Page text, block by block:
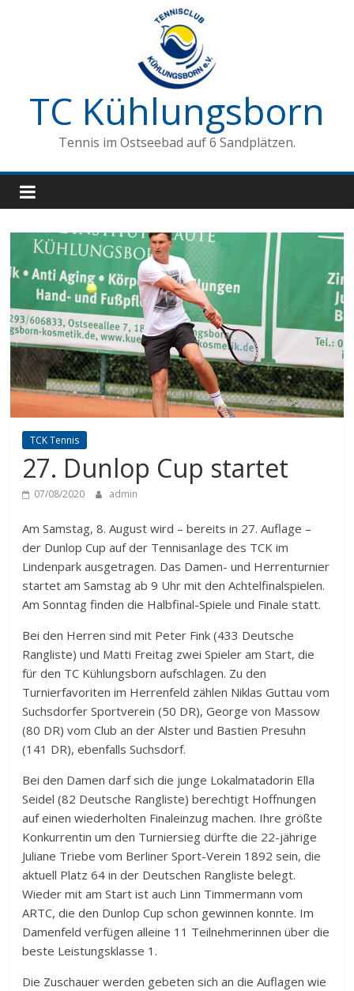
TC Kühlungsborn
Tennis im Ostseebad auf 6 Sandplätzen.
TCK Tennis
27. Dunlop Cup startet
07/08/2020 admin
Am Samstag, 8. August wird – bereits in 27. Auflage –
der Dunlop Cup auf der Tennisanlage des TCK im
Lindenpark ausgetragen. Das Damen- und Herrenturnier
startet am Samstag ab 9 Uhr mit den Achtelfinalspielen.
Am Sonntag finden die Halbfinal-Spiele und Finale statt.
Bei den Herren sind mit Peter Fink (433 Deutsche
Rangliste) und Matti Freitag zwei Spieler am Start, die
für den TC Kühlungsborn aufschlagen. Zu den
Turnierfavoriten im Herrenfeld zählen Niklas Guttau vom
Suchsdorfer Sportverein (50 DR), George von Massow
(80 DR) vom Club an der Alster und Bastien Presuhn
(141 DR), ebenfalls Suchsdorf.
Bei den Damen darf sich die junge Lokalmatadorin Ella
Seidel (82 Deutsche Rangliste) berechtigt Hoffnungen
auf einen wiederholten Finaleinzug machen. Ihre größte
Konkurrentin um den Turniersieg dürfte die 22-jährige
Juliane Triebe vom Berliner Sport-Verein 1892 sein, die
aktuell Platz 64 in der Deutschen Rangliste belegt.
Wieder mit am Start ist auch Linn Timmermann vom
ARTC, die den Dunlop Cup schon gewinnen konnte. Im
Damenfeld verfügen alleine 11 Teilnehmerinnen über die
beste Leistungsklasse 1.
Die Zuschauer werden gebeten sich an die Auflagen wie